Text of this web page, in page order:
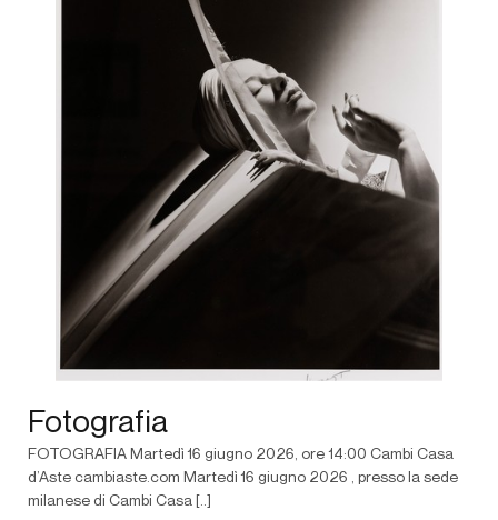
Fotografia
FOTOGRAFIA Martedì 16 giugno 2026, ore 14:00 Cambi Casa
d’Aste cambiaste.com Martedì 16 giugno 2026 , presso la sede
milanese di Cambi Casa [..]